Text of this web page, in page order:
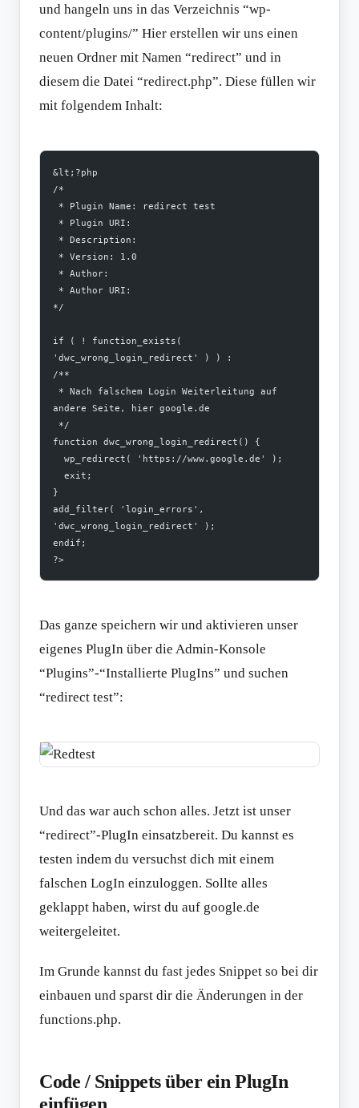
und hangeln uns in das Verzeichnis “wp-
content/plugins/” Hier erstellen wir uns einen
neuen Ordner mit Namen “redirect” und in
diesem die Datei “redirect.php”. Diese füllen wir
mit folgendem Inhalt:
&lt;?php
/*
* Plugin Name: redirect test
* Plugin URI:
* Description:
* Version: 1.0
* Author:
* Author URI:
*/
if ( ! function_exists(
'dwc_wrong_login_redirect' ) ) :
/**
andere Seite, hier google.de
*/
function dwc_wrong_login_redirect() {
  wp_redirect( 'https://www.google.de' );
  exit;
}
add_filter( 'login_errors',
'dwc_wrong_login_redirect' );
endif;
?>
Das ganze speichern wir und aktivieren unser
eigenes PlugIn über die Admin-Konsole
“Plugins”-“Installierte PlugIns” und suchen
“redirect test”:
Und das war auch schon alles. Jetzt ist unser
“redirect”-PlugIn einsatzbereit. Du kannst es
testen indem du versuchst dich mit einem
falschen LogIn einzuloggen. Sollte alles
geklappt haben, wirst du auf google.de
weitergeleitet.
Im Grunde kannst du fast jedes Snippet so bei dir
einbauen und sparst dir die Änderungen in der
functions.php.
Code / Snippets über ein PlugIn